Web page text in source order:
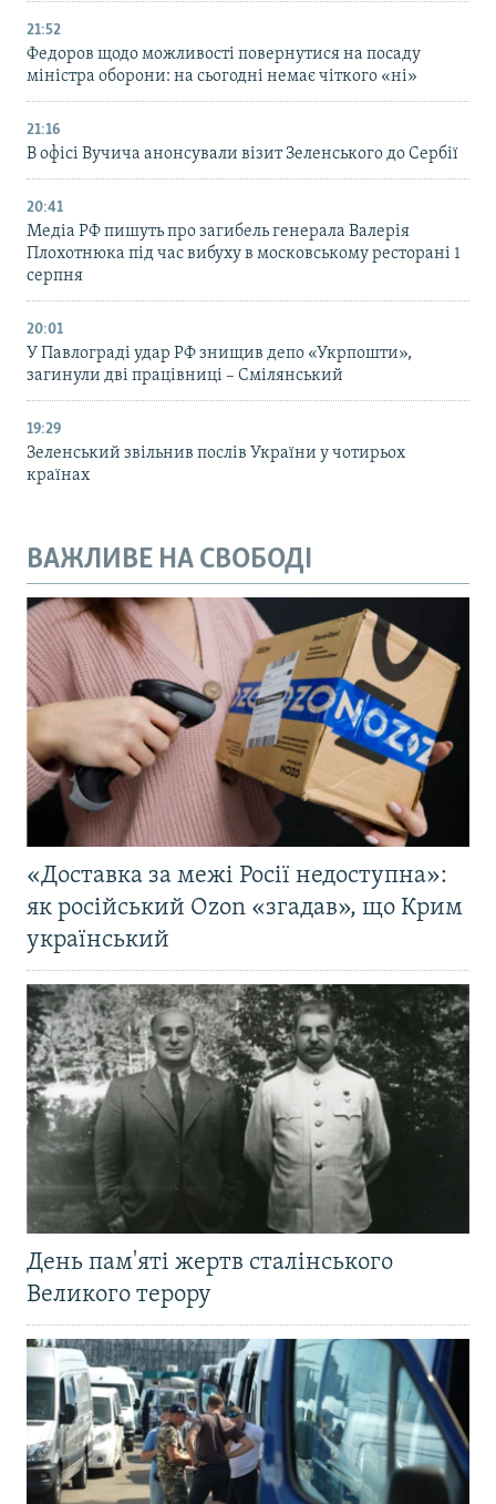
21:52
Федоров щодо можливості повернутися на посаду
міністра оборони: на сьогодні немає чіткого «ні»
21:16
В офісі Вучича анонсували візит Зеленського до Сербії
20:41
Медіа РФ пишуть про загибель генерала Валерія
Плохотнюка під час вибуху в московському ресторані 1
серпня
20:01
У Павлограді удар РФ знищив депо «Укрпошти»,
загинули дві працівниці – Смілянський
19:29
Зеленський звільнив послів України у чотирьох
країнах
ВАЖЛИВЕ НА СВОБОДІ
«Доставка за межі Росії недоступна»:
як російський Ozon «згадав», що Крим
український
День пам'яті жертв сталінського
Великого терору